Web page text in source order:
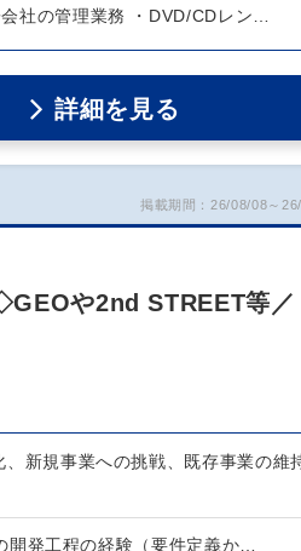
社の管理業務 ・DVD/CDレン…
詳細を見る
掲載期間：26/08/08～
や2nd STREET等／
新規事業への挑戦、既存事業の維
発工程の経験（要件定義か…